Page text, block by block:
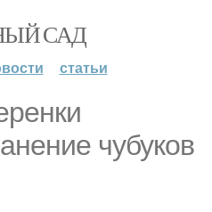
САД
статьи
чубуков